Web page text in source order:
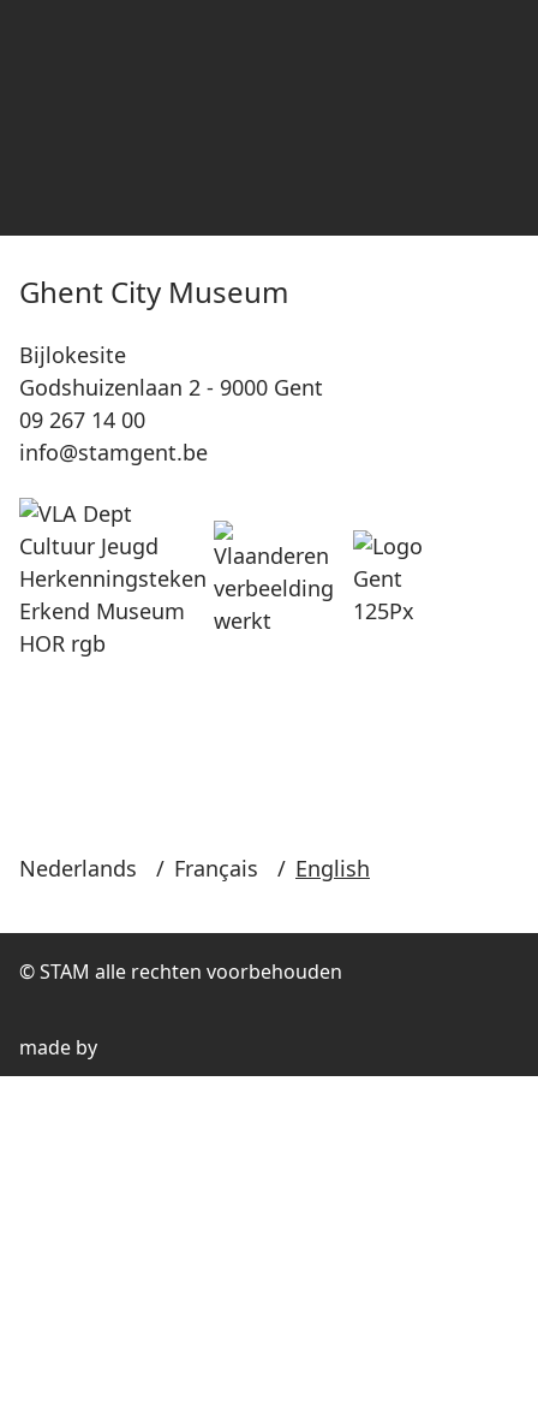
Ghent City Museum
Bijlokesite
Godshuizenlaan 2 - 9000 Gent
09 267 14 00
info@stamgent.be
Nederlands / Français / English
© STAM alle rechten voorbehouden
made by